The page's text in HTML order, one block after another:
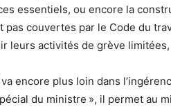
essentiels, ou encore la
pas couvertes par le Code du
leurs activités de grève
encore plus loin dans
du ministre », il permet au